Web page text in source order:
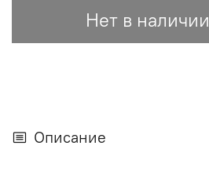
Нет в наличии
Описание